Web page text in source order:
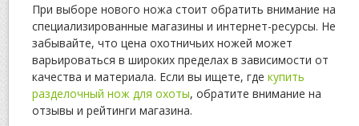
При выборе нового ножа стоит обратить внимание на
специализированные магазины и интернет-ресурсы. Не
забывайте, что цена охотничьих ножей может
варьироваться в широких пределах в зависимости от
качества и материала. Если вы ищете, где купить
разделочный нож для охоты, обратите внимание на
отзывы и рейтинги магазина.